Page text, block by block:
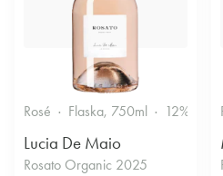
Rosé Flaska, 750ml 12%
Lucia De Maio
Rosato Organic 2025